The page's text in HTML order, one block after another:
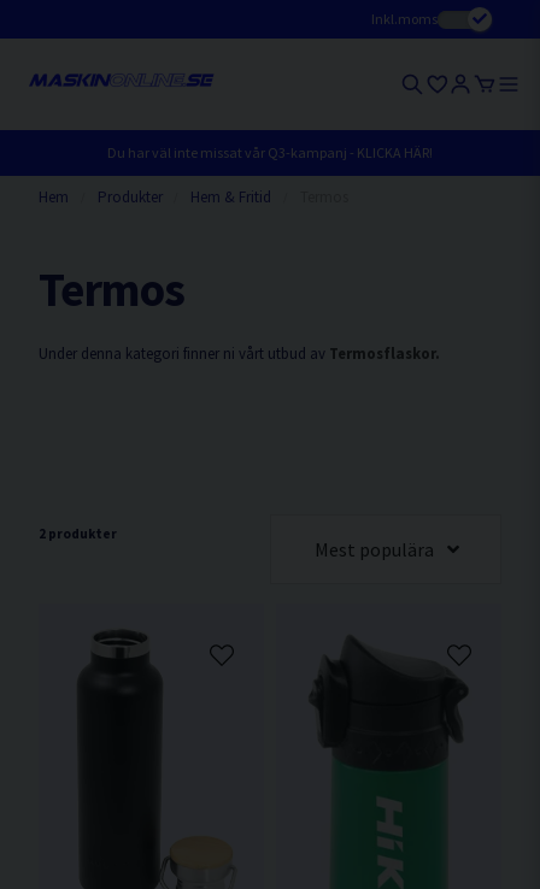
Inkl.moms
Du har väl inte missat vår Q3-kampanj - KLICKA HÄR!
Hem Produkter Hem & Fritid
Termos
Under denna kategori finner ni vårt utbud av Termosflaskor.
2 produkter
Mest populära